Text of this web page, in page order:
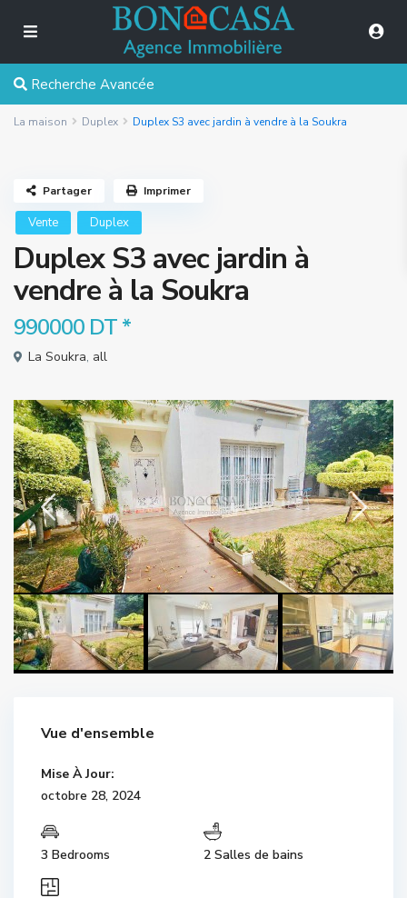
Recherche Avancée
La maison Duplex Duplex S3 avec jardin à vendre à la Soukra
Vente Duplex
Duplex S3 avec jardin à
vendre à la Soukra
990000 DT*
La Soukra, all
Partager Imprimer
Vue d'ensemble
Mise À Jour:
octobre 28, 2024
3 Bedrooms 2 Salles de bains